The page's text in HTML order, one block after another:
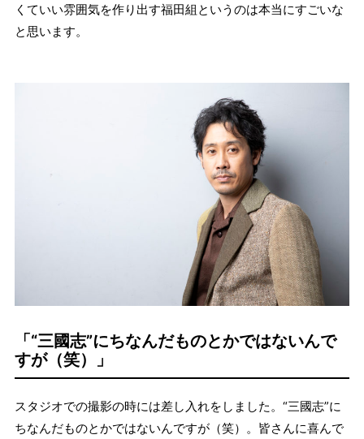
くていい雰囲気を作り出す福田組というのは本当にすごいな
と思います。
「“三國志”にちなんだものとかではないんで
すが（笑）」
スタジオでの撮影の時には差し入れをしました。“三國志”に
ちなんだものとかではないんですが（笑）。皆さんに喜んで